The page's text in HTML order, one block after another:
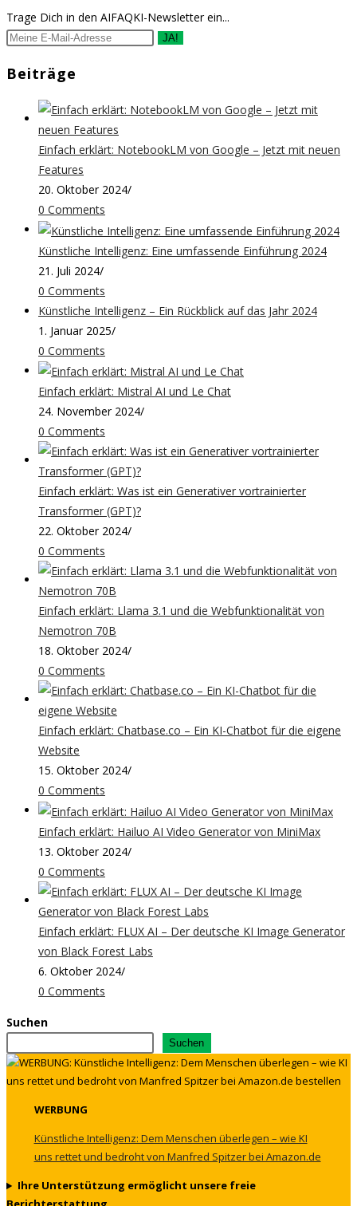
Trage Dich in den AIFAQKI-Newsletter ein...
JA!
Beiträge
Einfach erklärt: NotebookLM von Google – Jetzt mit neuen
Features
20. Oktober 2024/
0 Comments
Künstliche Intelligenz: Eine umfassende Einführung 2024
21. Juli 2024/
0 Comments
Künstliche Intelligenz – Ein Rückblick auf das Jahr 2024
1. Januar 2025/
0 Comments
Einfach erklärt: Mistral AI und Le Chat
24. November 2024/
0 Comments
Einfach erklärt: Was ist ein Generativer vortrainierter
Transformer (GPT)?
22. Oktober 2024/
0 Comments
Einfach erklärt: Llama 3.1 und die Webfunktionalität von
Nemotron 70B
18. Oktober 2024/
0 Comments
Einfach erklärt: Chatbase.co – Ein KI-Chatbot für die eigene
Website
15. Oktober 2024/
0 Comments
Einfach erklärt: Hailuo AI Video Generator von MiniMax
13. Oktober 2024/
0 Comments
Einfach erklärt: FLUX AI – Der deutsche KI Image Generator
von Black Forest Labs
6. Oktober 2024/
0 Comments
Suchen
Suchen
WERBUNG
Künstliche Intelligenz: Dem Menschen überlegen – wie KI
uns rettet und bedroht von Manfred Spitzer bei Amazon.de
Ihre Unterstützung ermöglicht unsere freie